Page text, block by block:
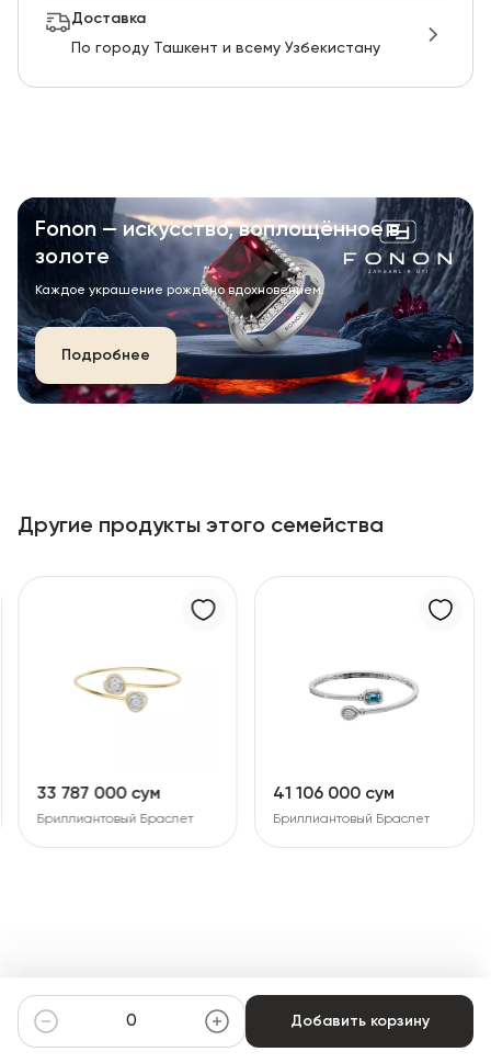
Доставка
По городу Ташкент и всему Узбекистану
Добавить корзину
Fonon — искусство, воплощённое в
золоте
Каждое украшение рождено вдохновением.
Подробнее
Другие продукты этого семейства
33 787 000 сум
Бриллиантовый Браслет
41 106 000 сум
Бриллиантовый Браслет